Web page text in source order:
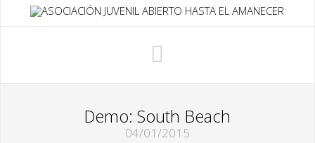
Demo: South Beach
04/01/2015